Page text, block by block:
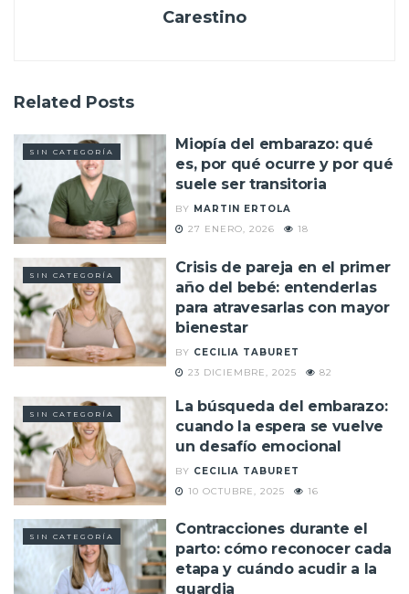
Carestino
Related Posts
SIN CATEGORÍA
Miopía del embarazo: qué
es, por qué ocurre y por qué
suele ser transitoria
BY MARTIN ERTOLA
27 ENERO, 2026
18
SIN CATEGORÍA
Crisis de pareja en el primer
año del bebé: entenderlas
para atravesarlas con mayor
bienestar
BY CECILIA TABURET
23 DICIEMBRE, 2025
82
SIN CATEGORÍA
La búsqueda del embarazo:
cuando la espera se vuelve
un desafío emocional
BY CECILIA TABURET
10 OCTUBRE, 2025
16
SIN CATEGORÍA
Contracciones durante el
parto: cómo reconocer cada
etapa y cuándo acudir a la
guardia